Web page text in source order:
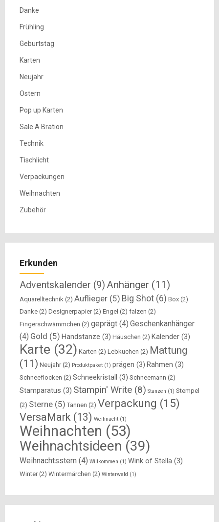
Danke
Frühling
Geburtstag
Karten
Neujahr
Ostern
Pop up Karten
Sale A Bration
Technik
Tischlicht
Verpackungen
Weihnachten
Zubehör
Erkunden
Adventskalender (9) Anhänger (11)
Aquarelltechnik (2) Auflieger (5) Big Shot (6) Box (2)
Danke (2) Designerpapier(2) Engel (2) falzen (2)
Fingerschwämmchen (2) geprägt (4) Geschenkanhänger
(4) Gold (5) Handstanze (3) Häuschen (2) Kalender (3)
Karte (32) Karten (2) Lebkuchen (2) Mattung
(11) Neujahr(2) Produktpaket (1) prägen (3) Rahmen (3)
Schneeflocken (2) Schneekristall (3) Schneemann (2)
Stamparatus (3) Stampin' Write (8) Stanzen (1) Stempel
(2) Sterne (5) Tannen (2) Verpackung (15)
VersaMark (13) Weihnacht (1)
Weihnachten (53)
Weihnachtsideen (39)
Weihnachtsstern (4) Willkommen (1) Wink of Stella (3)
Winter(2) Wintermärchen (2) Winterwald (1)